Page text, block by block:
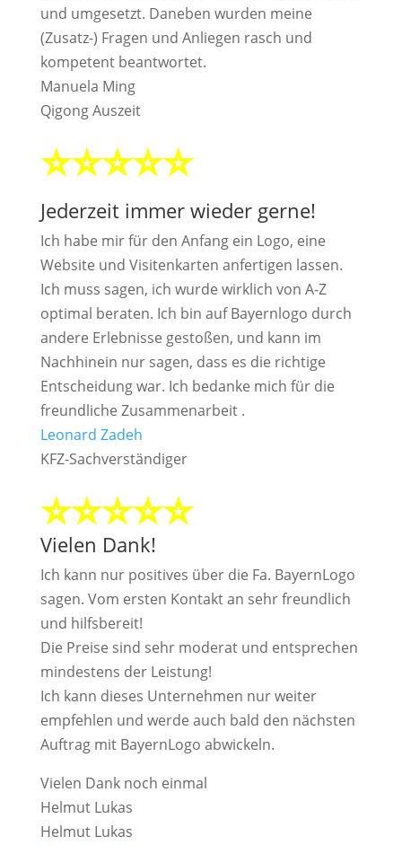
und umgesetzt. Daneben wurden meine
(Zusatz-) Fragen und Anliegen rasch und
kompetent beantwortet.
Manuela Ming
Qigong Auszeit
⭐⭐⭐⭐⭐
Jederzeit immer wieder gerne!
Ich habe mir für den Anfang ein Logo, eine
Website und Visitenkarten anfertigen lassen.
Ich muss sagen, ich wurde wirklich von A-Z
optimal beraten. Ich bin auf Bayernlogo durch
andere Erlebnisse gestoßen, und kann im
Nachhinein nur sagen, dass es die richtige
Entscheidung war. Ich bedanke mich für die
freundliche Zusammenarbeit .
Leonard Zadeh
KFZ-Sachverständiger
⭐⭐⭐⭐⭐
Vielen Dank!
Ich kann nur positives über die Fa. BayernLogo
sagen. Vom ersten Kontakt an sehr freundlich
und hilfsbereit!
Die Preise sind sehr moderat und entsprechen
mindestens der Leistung!
Ich kann dieses Unternehmen nur weiter
empfehlen und werde auch bald den nächsten
Auftrag mit BayernLogo abwickeln.
Vielen Dank noch einmal
Helmut Lukas
Helmut Lukas